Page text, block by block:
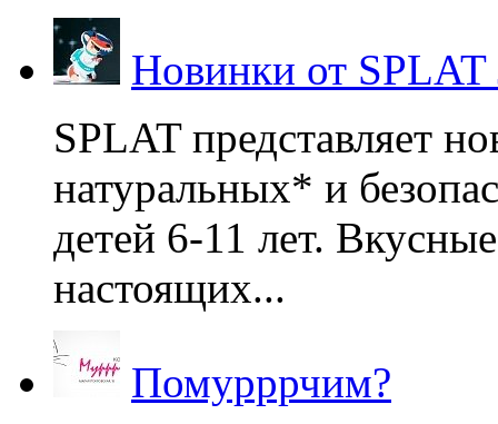
Новинки от
SPLAT представляет
натуральных* и
детей 6-11 лет.
настоящих...
Помурррчим?